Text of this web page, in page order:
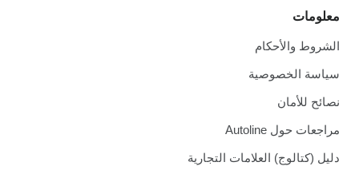
معلومات
الشروط والأحكام
سياسة الخصوصية
نصائح للأمان
مراجعات حول Autoline
دليل (كتالوج) العلامات التجارية